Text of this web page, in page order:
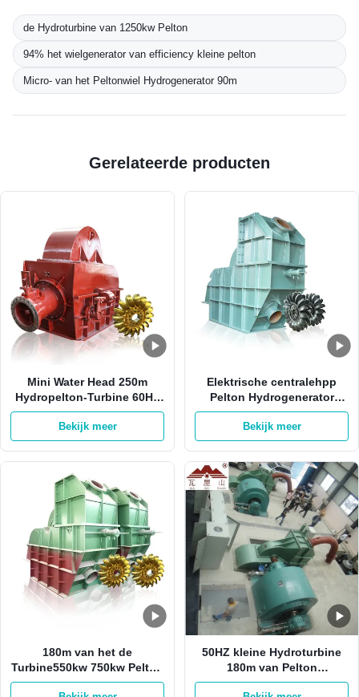
de Hydroturbine van 1250kw Pelton
94% het wielgenerator van efficiency kleine pelton
Micro- van het Peltonwiel Hydrogenerator 90m
Gerelateerde producten
Mini Water Head 250m
Hydropelton-Turbine 60HZ
van het Wielturbine van
Gird 500RPM Pelton
Bekijk meer
Elektrische centralehpp
Pelton Hydrogenerator
2500kw 1500RPM met 1 Pijp
Bekijk meer
180m van het de
Turbine550kw 750kw Pelton
Water van Water
50HZ kleine Hydroturbine
180m van Pelton
Waterhoofd op Gird-